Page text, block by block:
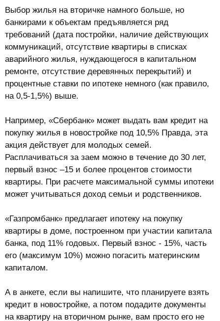
Выбор жилья на вторичке намного больше, но
банкирами к объектам предъявляется ряд
требований (дата постройки, наличие действующих
коммуникаций, отсутствие квартиры в списках
аварийного жилья, нуждающегося в капитальном
ремонте, отсутствие деревянных перекрытий) и
процентные ставки по ипотеке немного (как правило,
на 0,5-1,5%) выше.
Например, «Сбербанк» может выдать вам кредит на
покупку жилья в новостройке под 10,5% Правда, эта
акция действует для молодых семей.
Расплачиваться за заем можно в течение до 30 лет,
первый взнос –15 и более процентов стоимости
квартиры. При расчете максимальной суммы ипотеки
может учитываться доход семьи и родственников.
«Газпромбанк» предлагает ипотеку на покупку
квартиры в доме, построенном при участии капитала
банка, под 11% годовых. Первый взнос - 15%, часть
его (максимум 10%) можно погасить материнским
капиталом.
А в анкете, если вы напишите, что планируете взять
кредит в новостройке, а потом подадите документы
на квартиру на вторичном рынке, вам просто его не